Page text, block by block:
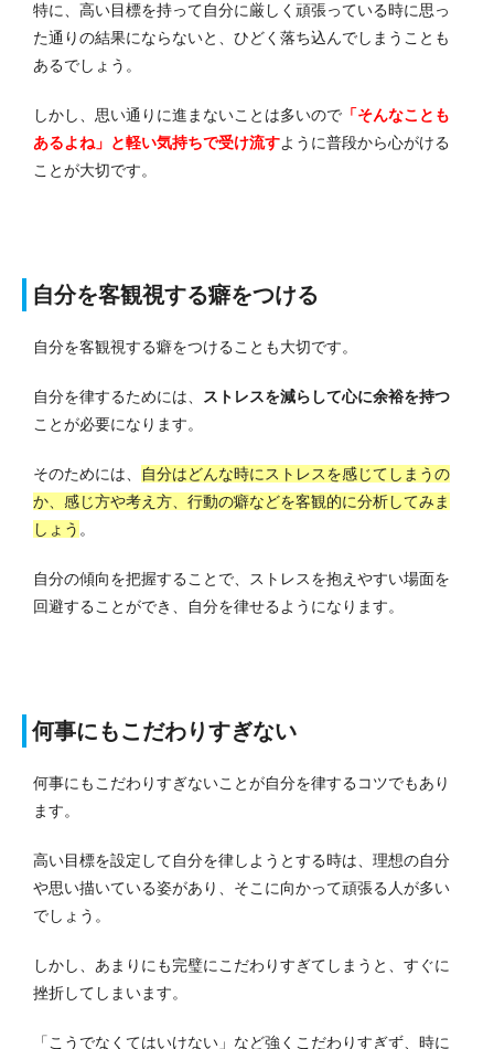
特に、高い目標を持って自分に厳しく頑張っている時に思っ
た通りの結果にならないと、ひどく落ち込んでしまうことも
あるでしょう。
しかし、思い通りに進まないことは多いので 「そんなことも
あるよね」と軽い気持ちで受け流すように普段から心がける
ことが大切です。
自分を客観視する癖をつける
自分を客観視する癖をつけることも大切です。
自分を律するためには、
ストレスを減らして心に余裕を持つ
ことが必要になります。
そのためには、
自分はどんな時にストレスを感じてしまうの
か、感じ方や考え方、行動の癖などを客観的に分析してみま
しょう 。
自分の傾向を把握することで、ストレスを抱えやすい場面を
回避することができ、自分を律せるようになります。
何事にもこだわりすぎない
何事にもこだわりすぎないことが自分を律するコツでもあり
ます。
高い目標を設定して自分を律しようとする時は、理想の自分
や思い描いている姿があり、そこに向かって頑張る人が多い
でしょう。
しかし、あまりにも完璧にこだわりすぎてしまうと、すぐに
挫折してしまいます。
「こうでなくてはいけない」など強くこだわりすぎず、時に